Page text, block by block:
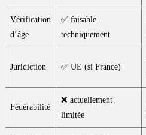
Vérification
d’âge
✅ faisable
techniquement
Juridiction ✅ UE (si France)
Fédérabilité
❌ actuellement
limitée